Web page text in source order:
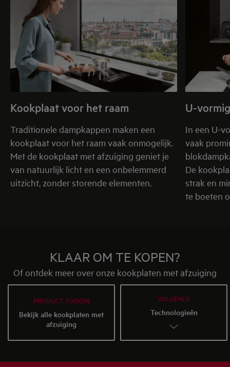
Kookplaat voor het raam
Traditionele dampkappen maken een
kookplaat voor het raam vaak onmogelijk.
Met de kookplaat met afzuiging geniet je
van natuurlijk licht en een onbelemmerd
uitzicht, zonder storende elementen.
U-
In een U-
vaak
De
strak en
te boeten
KLAAR OM TE KOPEN?
Of ontdek meer over onze kookplaten met afzuiging
PRODUCT ZOEKEN
Bekijk alle kookplaten met
afzuiging
VOLGENDE
Technologieën